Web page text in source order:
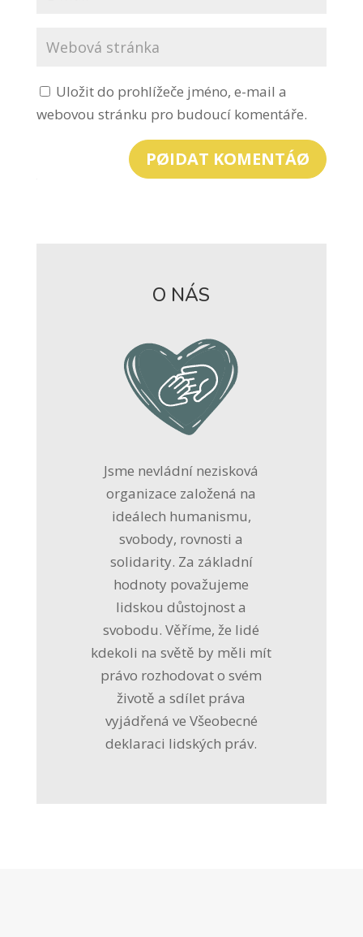
Uložit do prohlížeče jméno, e-mail a
webovou stránku pro budoucí komentáře.
PØIDAT KOMENTÁØ
O NÁS
Jsme nevládní nezisková
organizace založená na
ideálech humanismu,
svobody, rovnosti a
solidarity. Za základní
hodnoty považujeme
lidskou důstojnost a
svobodu. Věříme, že lidé
kdekoli na světě by měli mít
právo rozhodovat o svém
životě a sdílet práva
vyjádřená ve Všeobecné
deklaraci lidských práv.